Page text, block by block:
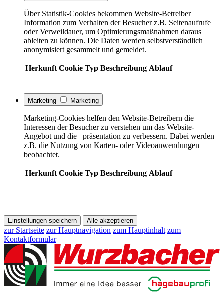
Über Statistik-Cookies bekommen Website-Betreiber
Information zum Verhalten der Besucher z.B. Seitenaufrufe
oder Verweildauer, um Optimierungsmaßnahmen daraus
ableiten zu können. Die Daten werden selbstverständlich
anonymisiert gesammelt und gemeldet.
Herkunft Cookie Typ Beschreibung Ablauf
Marketing Marketing
Marketing-Cookies helfen den Website-Betreibern die
Interessen der Besucher zu verstehen um das Website-
Angebot und die –präsentation zu verbessern. Dabei werden
z.B. die Nutzung von Karten- oder Videoanwendungen
beobachtet.
Herkunft Cookie Typ Beschreibung Ablauf
Einstellungen speichern Alle akzeptieren
zur Startseite zur Hauptnavigation zum Hauptinhalt zum
Kontaktformular